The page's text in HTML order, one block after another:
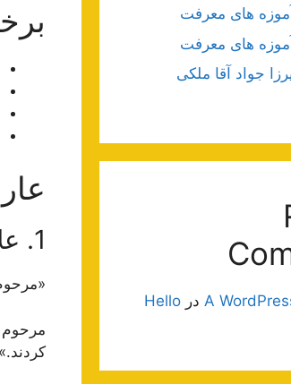
1. علامه طباطبایی رضوان اللَه علیه:
مرحوم
كردند.»
های معرفت
های معرفت
جواد آقا ملکی
A در Hello